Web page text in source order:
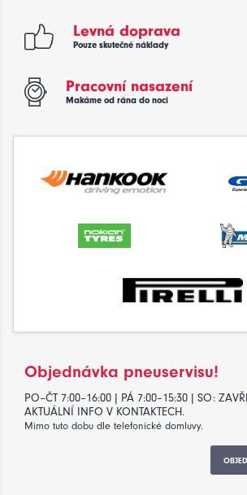
Levná doprava
Pouze skutečné náklady
Pracovní nasazení
Makáme od rána do noci
Objednávka pneuservisu!
PO–ČT 7:00–16:00 | PÁ 7:00–15:30 | SO:
AKTUÁLNÍ INFO V KONTAKTECH.
Mimo tuto dobu dle telefonické domluvy.